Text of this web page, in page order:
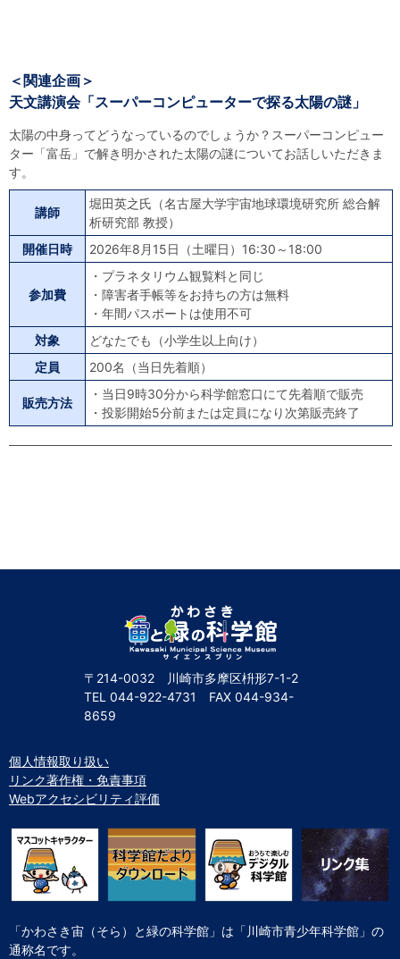
＜関連企画＞
天文講演会「スーパーコンピューターで探る太陽の謎」
太陽の中身ってどうなっているのでしょうか？スーパーコンピュー
ター「富岳」で解き明かされた太陽の謎についてお話しいただきま
す。
講師
堀田英之氏（名古屋大学宇宙地球環境研究所 総合解
析研究部 教授）
開催日時
2026年8月15日（土曜日）16:30～18:00
参加費
・プラネタリウム観覧料と同じ
・障害者手帳等をお持ちの方は無料
・年間パスポートは使用不可
対象
どなたでも（小学生以上向け）
定員
200名（当日先着順）
販売方法
・当日9時30分から科学館窓口にて先着順で販売
・投影開始5分前または定員になり次第販売終了
〒214-0032 川崎市多摩区枡形7-1-2
TEL 044-922-4731 FAX 044-934-
8659
個人情報取り扱い
リンク著作権・免責事項
Webアクセシビリティ評価
「かわさき宙（そら）と緑の科学館」は「川崎市青少年科学館」の
通称名です。